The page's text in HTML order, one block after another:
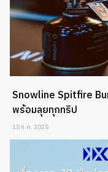
Snowline Spitfire
พร้อมลุยทุกทริป
15 ก.ค. 2025